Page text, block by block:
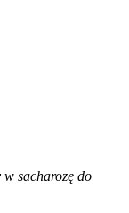
sacharozę do